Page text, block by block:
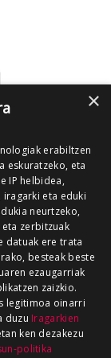
×
erabiltzen
eskuratzeko, eta
IP helbidea,
eta eduki
neurtzeko,
zerbitzuak
datuak ere trata
besteak beste
ezaugarriak
zaizkio.
legitimoa oinarri
duzu Iragarkien
ken dezakezu
politika